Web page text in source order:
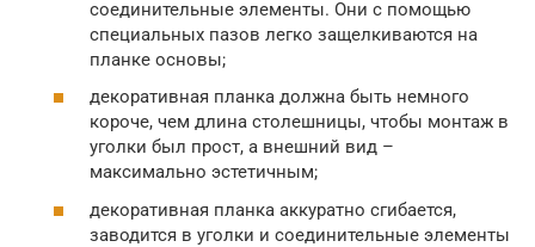
соединительные элементы. Они с помощью
специальных пазов легко защелкиваются на
планке основы;
декоративная планка должна быть немного
короче, чем длина столешницы, чтобы монтаж в
уголки был прост, а внешний вид –
максимально эстетичным;
декоративная планка аккуратно сгибается,
заводится в уголки и соединительные элементы